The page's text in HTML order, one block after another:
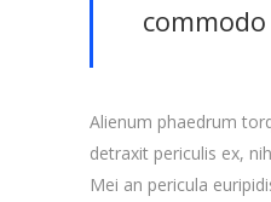
Alienum phaedrum
detraxit periculis ex,
Mei an pericula